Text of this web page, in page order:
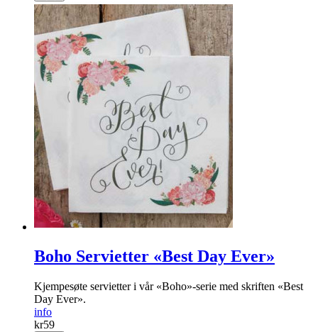
Boho Servietter «Best Day Ever»
Kjempesøte servietter i vår «Boho»-serie med skriften «Best
Day Ever».
info
kr59